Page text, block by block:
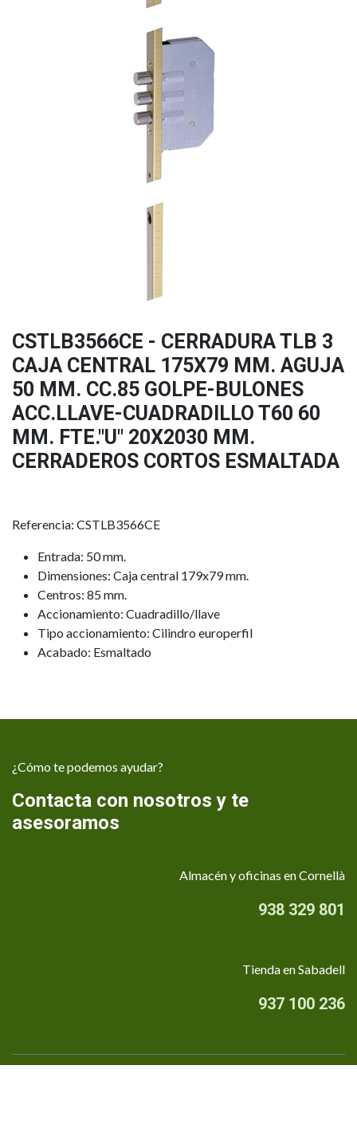
CSTLB3566CE - CERRADURA TLB 3
CAJA CENTRAL 175X79 MM. AGUJA
50 MM. CC.85 GOLPE-BULONES
ACC.LLAVE-CUADRADILLO T60 60
MM. FTE."U" 20X2030 MM.
CERRADEROS CORTOS ESMALTADA
Referencia: CSTLB3566CE
Entrada: 50 mm.
Dimensiones: Caja central 179x79 mm.
Centros: 85 mm.
Accionamiento: Cuadradillo/llave
Tipo accionamiento: Cilindro europerfil
Acabado: Esmaltado
¿Cómo te podemos ayudar?
Contacta con nosotros y te
asesoramos
Almacén y oficinas en Cornellà
938 329 801
Tienda en Sabadell
937 100 236